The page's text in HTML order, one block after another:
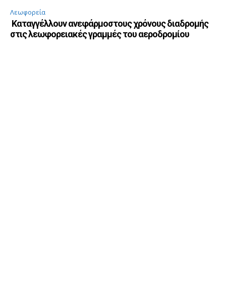
Λεωφορεία
Καταγγέλλουν ανεφάρμοστους χρόνους διαδρομής
στις λεωφορειακές γραμμές του αεροδρομίου